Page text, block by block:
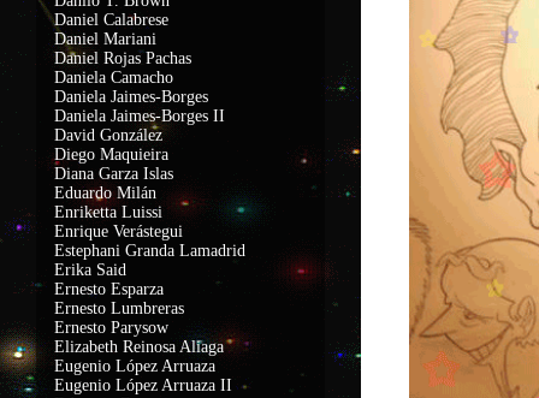
Daniel Calabrese
Daniel Mariani
Daniel Rojas Pachas
Daniela Camacho
Daniela Jaimes-Borges
Daniela Jaimes-Borges II
David González
Diego Maquieira
Diana Garza Islas
Eduardo Milán
Enriketta Luissi
Enrique Verástegui
Estephani Granda Lamadrid
Erika Said
Ernesto Esparza
Ernesto Lumbreras
Ernesto Parysow
Elizabeth Reinosa Aliaga
Eugenio López Arruaza
Eugenio López Arruaza II